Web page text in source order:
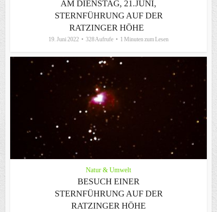
AM DIENSTAG, 21.JUNI,
STERNFÜHRUNG AUF DER
RATZINGER HÖHE
19. Juni 2022 328 Aufrufe 1 Minuten zum Lesen
Natur & Umwelt
BESUCH EINER
STERNFÜHRUNG AUF DER
RATZINGER HÖHE